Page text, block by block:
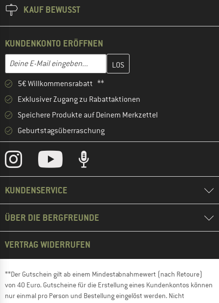
KAUF BEWUSST
KUNDENKONTO ERÖFFNEN
E-Mail-Adresse
Gib hier deine E-Mail-Adresse ein und erstelle im nächsten
5€ Willkommensrabatt **
Exklusiver Zugang zu Rabattaktionen
Speichere Produkte auf Deinem Merkzettel
Geburtstagsüberraschung
KUNDENSERVICE
ÜBER DIE BERGFREUNDE
VERTRAG WIDERRUFEN
**Der Gutschein gilt ab einem Mindestabnahmewert (nach Retoure)
von 40 Euro. Gutscheine für die Erstellung eines Kundenkontos können
nur einmal pro Person und Bestellung eingelöst werden. Nicht